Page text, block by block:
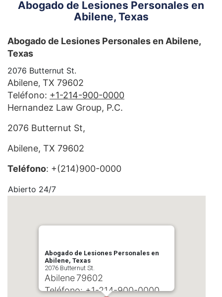
Abogado de Lesiones Personales en
Abilene, Texas
Abogado de Lesiones Personales en Abilene,
Texas
2076 Butternut St.
Abilene, TX 79602
Teléfono: +1-214-900-0000
Hernandez Law Group, P.C.
2076 Butternut St,
Abilene, TX 79602
Teléfono: +(214)900-0000
Abierto 24/7
Abogado de Lesiones Personales en
Abilene, Texas
2076 Butternut St.
Abilene79602
Teléfono:+1-214-900-0000